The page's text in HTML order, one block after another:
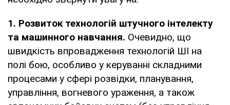
1. Розвиток технологій штучного інтелекту
та машинного навчання. Очевидно, що
швидкість впровадження технологій ШІ на
полі бою, особливо у керуванні складними
процесами у сфері розвідки, планування,
управління, вогневого ураження, а також